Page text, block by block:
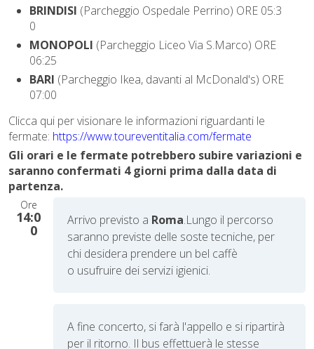
BRINDISI (Parcheggio Ospedale Perrino) ORE 05:3
0
MONOPOLI (Parcheggio Liceo Via S.Marco) ORE
06:25
BARI (Parcheggio Ikea, davanti al McDonald's) ORE
07:00
Clicca qui per visionare le informazioni riguardanti le
fermate: https://www.toureventitalia.com/fermate
Gli orari e le fermate potrebbero subire variazioni e
saranno confermati 4 giorni prima dalla data di
partenza.
Ore
14:0
0
Arrivo previsto a Roma.Lungo il percorso
saranno previste delle soste tecniche, per
chi desidera prendere un bel caffè
o usufruire dei servizi igienici.
A fine concerto, si farà l'appello e si ripartirà
per il ritorno. Il bus effettuerà le stesse